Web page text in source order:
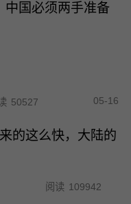
中国必须两手准备
50527 05-16
的这么快，大陆的
阅读 109942